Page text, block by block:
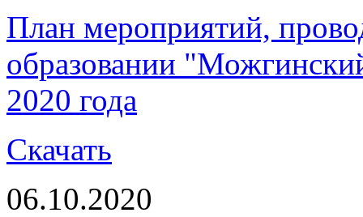
План мероприятий,
образовании
2020 года
Скачать
06.10.2020